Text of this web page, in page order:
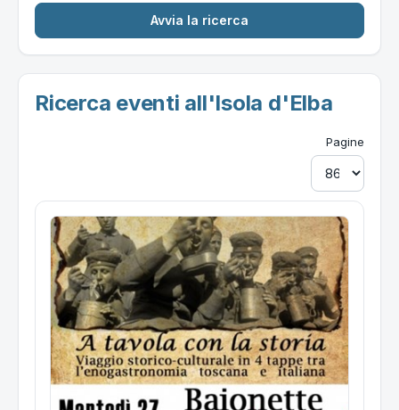
Ricerca eventi all'Isola d'Elba
Pagine